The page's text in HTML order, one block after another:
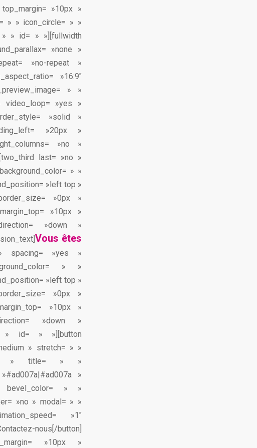
»10px »
» » icon_circle= » »
» id= » »][fullwidth
»none »
»no-repeat »
»16:9″
» »
video_loop= »yes »
»solid »
»20px »
»no »
last= »no »
» »
»left top »
»0px »
»10px »
»down »
Vous êtes
» spacing= »yes »
» »
»left top »
»0px »
»10px »
»down »
» id= » »][button
» stretch= » »
» title= » »
»
bevel_color= » »
»no » modal= » »
»1″
nous[/button]
»10px »